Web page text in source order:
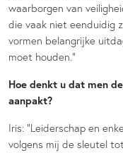
waarborgen van
die vaak niet eenduidig
vormen belangrijke
moet houden.”
Hoe denkt u dat men
aanpakt?
Iris: “Leiderschap en
volgens mij de sleutel